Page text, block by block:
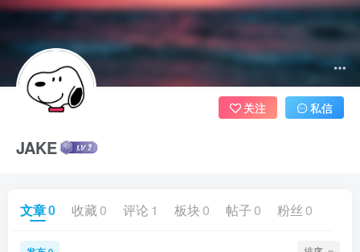
JAKE
关注 私信
文章0 收藏 0 评论 1 板块 0 帖子 0 粉丝 0